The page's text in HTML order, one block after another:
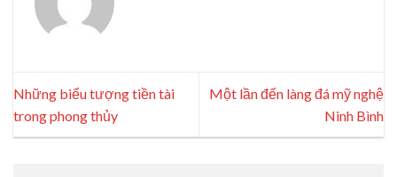
Những biểu tượng tiền tài
trong phong thủy
Một lần đến làng đá mỹ nghệ
Ninh Bình